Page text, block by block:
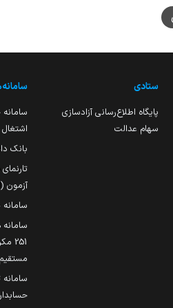
ستادی
پایگاه اطلاع‌رسانی آزادسازی
سهام عدالت
سامانه
بانک
آزمون
مستقیم